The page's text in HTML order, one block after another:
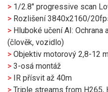
> 1/2.8" progressive scan
> Rozlišení 3840x2160/
> Hluboké učení AI: Ochrana
(člověk, vozidlo)
> Objektiv motorový 2,8-12
> 3-osá montáž
>
IR přísvit až 40m
> Triple streams from H265,